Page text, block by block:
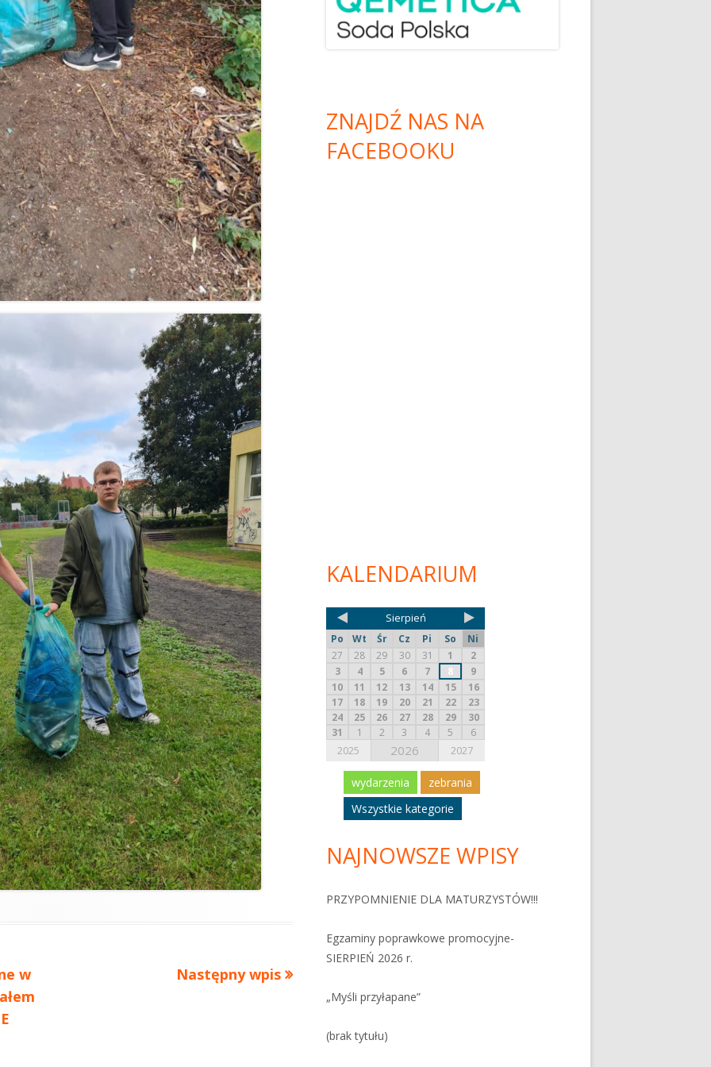
w
Następny wpis
ZNAJDŹ NAS NA
FACEBOOKU
KALENDARIUM
Sierpień
Po Wt Śr Cz Pi So
Ni
27
28 29 30 31 1
2
3
4 5 6 7 8
9
10
11 12 13 14 15
16
17
18 19 20 21 22
23
24
25 26 27 28 29
30
31
1 2 3 4 5 6
2025 2026 2027
wydarzenia
zebrania
Wszystkie kategorie
NAJNOWSZE WPISY
PRZYPOMNIENIE DLA MATURZYSTÓW!!!
Egzaminy poprawkowe promocyjne-
SIERPIEŃ 2026 r.
„Myśli przyłapane”
(brak tytułu)